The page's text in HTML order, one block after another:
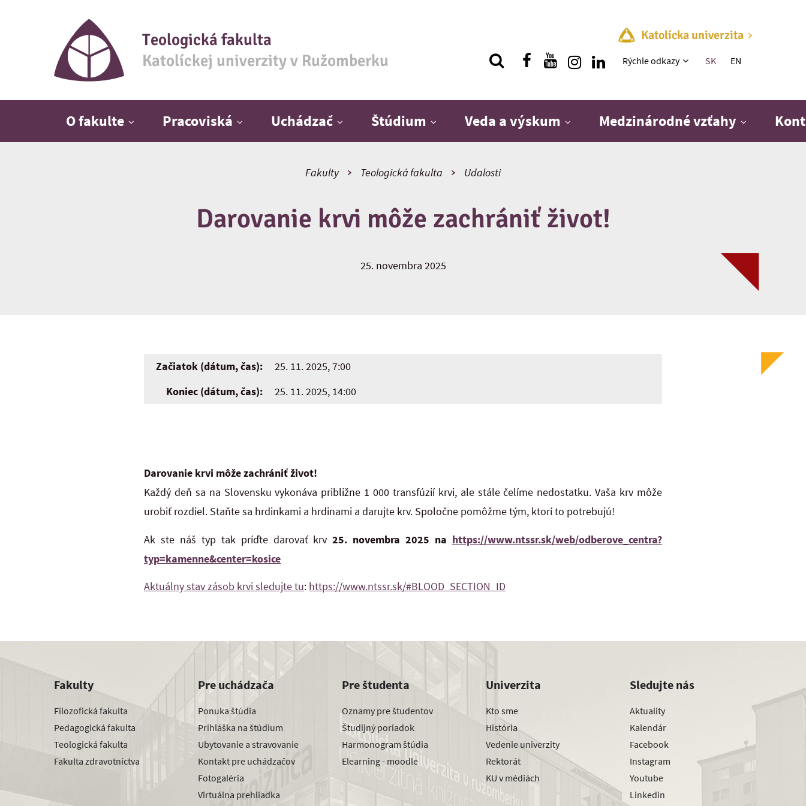
Teologická fakulta
Katolíckej univerzity v Ružomberku
Katolícka univerzita
Rýchle menu
Rýchle odkazy SK EN
O fakulte Pracoviská Uchádzač Štúdium Veda a výskum Medzinárodné vzťahy
Fakulty Teologická fakulta Udalosti
Darovanie krvi môže zachrániť život!
25. novembra 2025
Začiatok (dátum, čas):
25. 11. 2025, 7:00
Koniec (dátum, čas):
25. 11. 2025, 14:00
Darovanie krvi môže zachrániť život!
Každý deň sa na Slovensku vykonáva približne 1 000 transfúzií krvi, ale stále čelíme nedostatku. Vaša krv môže
urobiť rozdiel. Staňte sa hrdinkami a hrdinami a darujte krv. Spoločne pomôžme tým, ktorí to potrebujú!
Ak ste náš typ tak príďte darovať krv25. novembra 2025 na https://www.ntssr.sk/web/odberove_centra?
typ=kamenne&center=kosice
Aktuálny stav zásob krvi sledujte tu: https://www.ntssr.sk/#BLOOD_SECTION_ID
Fakulty
Filozofická fakulta
Pedagogická fakulta
Teologická fakulta
Fakulta zdravotníctva
Pre uchádzača
Ponuka štúdia
Prihláška na štúdium
Ubytovanie a stravovanie
Kontakt pre uchádzačov
Fotogaléria
Virtuálna prehliadka
Pre študenta
Oznamy pre študentov
Študijný poriadok
Harmonogram štúdia
Elearning - moodle
Univerzita
Kto sme
História
Vedenie univerzity
Rektorát
KU v médiách
Sledujte nás
Aktuality
Kalendár
Facebook
Instagram
Youtube
Linkedin